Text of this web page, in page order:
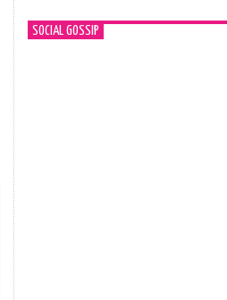
SOCIAL GOSSIP